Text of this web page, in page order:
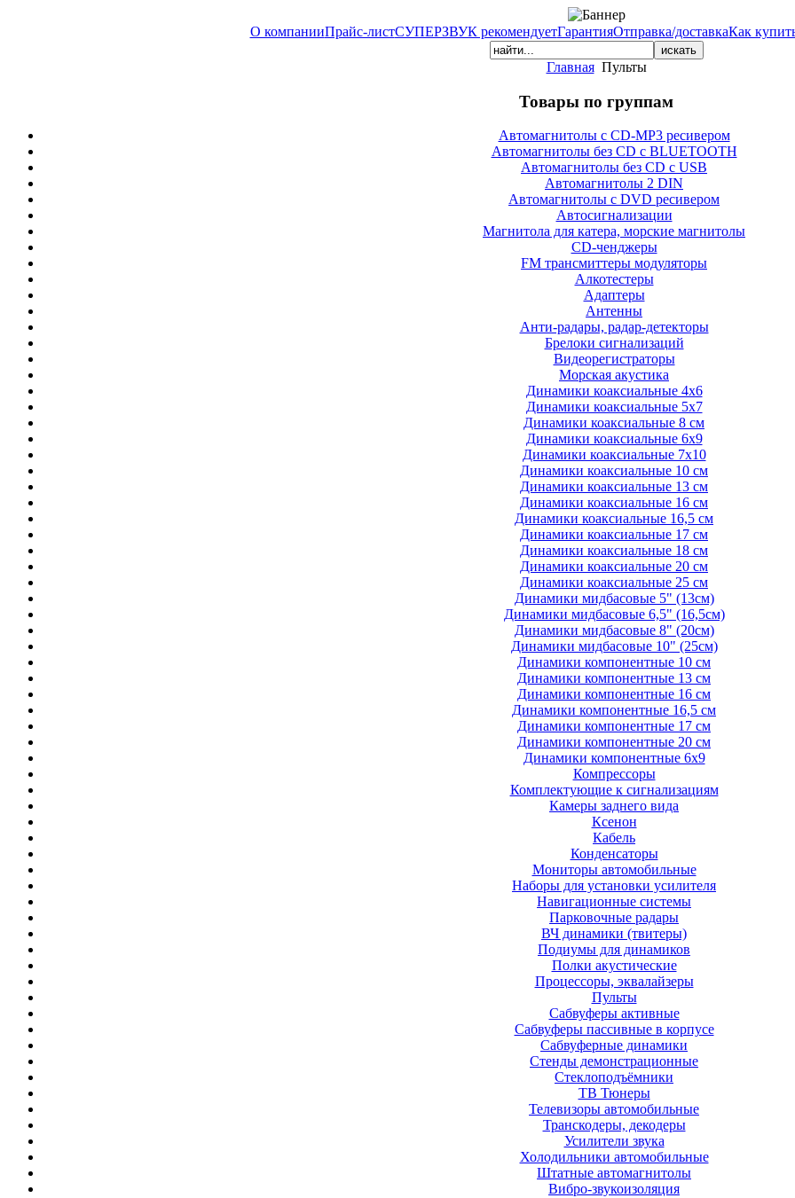
О компанииПрайс-листСУПЕРЗВУК рекомендуетГарантияОтправка/доставкаКак
Главная Пульты
Товары по группам
Автомагнитолы с CD-MP3 ресивером
Автомагнитолы без CD с BLUETOOTH
Автомагнитолы без CD с USB
Автомагнитолы 2 DIN
Автомагнитолы с DVD ресивером
Автосигнализации
Магнитола для катера, морские магнитолы
CD-ченджеры
FM трансмиттеры модуляторы
Алкотестеры
Адаптеры
Антенны
Анти-радары, радар-детекторы
Брелоки сигнализаций
Видеорегистраторы
Морская акустика
Динамики коаксиальные 4х6
Динамики коаксиальные 5х7
Динамики коаксиальные 8 см
Динамики коаксиальные 6х9
Динамики коаксиальные 7х10
Динамики коаксиальные 10 см
Динамики коаксиальные 13 см
Динамики коаксиальные 16 см
Динамики коаксиальные 16,5 см
Динамики коаксиальные 17 см
Динамики коаксиальные 18 см
Динамики коаксиальные 20 см
Динамики коаксиальные 25 см
Динамики мидбасовые 5" (13см)
Динамики мидбасовые 6,5" (16,5см)
Динамики мидбасовые 8" (20см)
Динамики мидбасовые 10" (25см)
Динамики компонентные 10 см
Динамики компонентные 13 см
Динамики компонентные 16 см
Динамики компонентные 16,5 см
Динамики компонентные 17 см
Динамики компонентные 20 см
Динамики компонентные 6х9
Компрессоры
Комплектующие к сигнализациям
Камеры заднего вида
Ксенон
Кабель
Конденсаторы
Мониторы автомобильные
Наборы для установки усилителя
Навигационные системы
Парковочные радары
ВЧ динамики (твитеры)
Подиумы для динамиков
Полки акустические
Процессоры, эквалайзеры
Пульты
Сабвуферы активные
Сабвуферы пассивные в корпусе
Сабвуферные динамики
Стенды демонстрационные
Стеклоподъёмники
ТВ Тюнеры
Телевизоры автомобильные
Транскодеры, декодеры
Усилители звука
Холодильники автомобильные
Штатные автомагнитолы
Вибро-звукоизоляция